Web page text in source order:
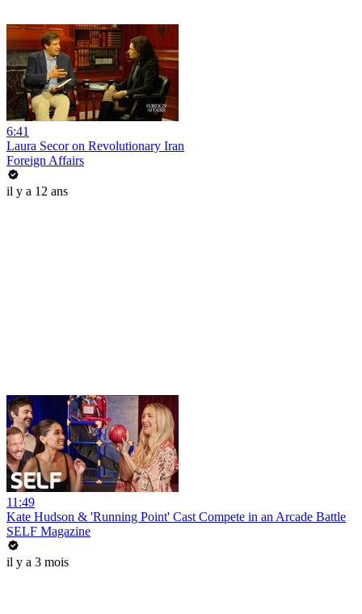
6:41
Laura Secor on Revolutionary Iran
Foreign Affairs
il y a 12 ans
11:49
Kate Hudson & 'Running Point' Cast Compete in an Arcade Battle
SELF Magazine
il y a 3 mois